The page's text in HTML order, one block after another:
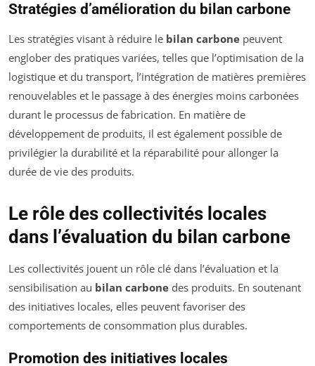
Stratégies d’amélioration du bilan carbone
Les stratégies visant à réduire le bilan carbone peuvent
englober des pratiques variées, telles que l’optimisation de la
logistique et du transport, l’intégration de matières premières
renouvelables et le passage à des énergies moins carbonées
durant le processus de fabrication. En matière de
développement de produits, il est également possible de
privilégier la durabilité et la réparabilité pour allonger la
durée de vie des produits.
Le rôle des collectivités locales
dans l’évaluation du bilan carbone
Les collectivités jouent un rôle clé dans l’évaluation et la
sensibilisation au bilan carbone des produits. En soutenant
des initiatives locales, elles peuvent favoriser des
comportements de consommation plus durables.
Promotion des initiatives locales